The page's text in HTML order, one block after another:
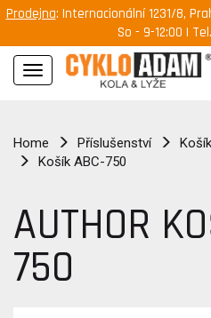
Prodejna: Internacionální 1231/8,
So - 9-12:00 |
Navigace
Home Příslušenství
Košík ABC-750
AUTHOR
750